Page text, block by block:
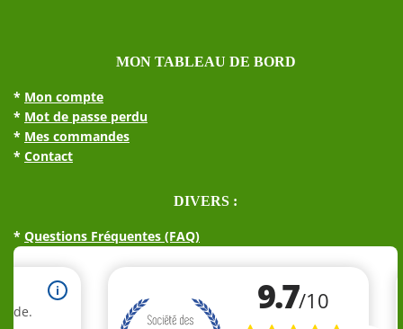
MON TABLEAU DE BORD
* Mon compte
* Mot de passe perdu
* Mes commandes
* Contact
DIVERS :
* Questions Fréquentes (FAQ)